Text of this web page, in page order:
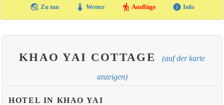
travel_explore Zu tun thermostat Wetter hiking Ausflüge info Info
KHAO YAI COTTAGE (auf der karte
anzeigen)
HOTEL IN KHAO YAI